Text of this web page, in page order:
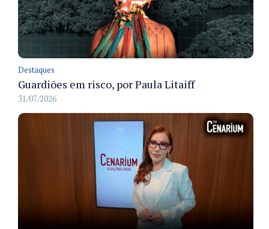
Destaques
Guardiões em risco, por Paula Litaiff
31/07/2026